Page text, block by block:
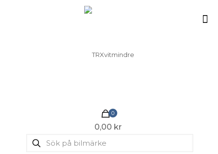
0
0,00 kr